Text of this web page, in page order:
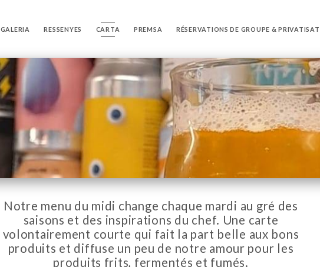
GALERIA RESSENYES CARTA PREMSA RÉSERVATIONS DE GROUPE &
Notre menu du midi change chaque mardi au gré des
saisons et des inspirations du chef. Une carte
volontairement courte qui fait la part belle aux bons
produits et diffuse un peu de notre amour pour les
produits frits, fermentés et fumés.